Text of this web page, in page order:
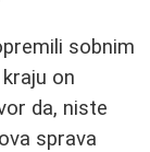
sobnim
on
da, niste
sprava